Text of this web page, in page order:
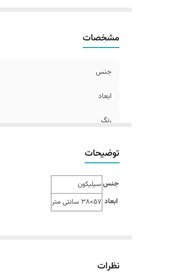
مشخصات
جنس
ابعاد
رنگ
توضیحات
جنسسیلیکون
ابعاد 57×38 سانتی متر
نظرات